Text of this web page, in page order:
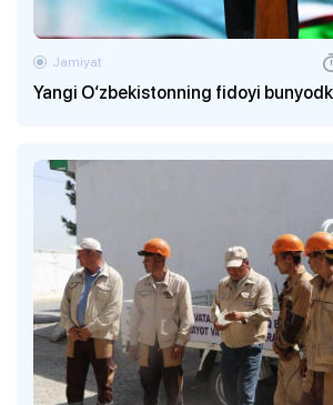
Yangi O‘zbekistonning fidoyi
Jamiyat